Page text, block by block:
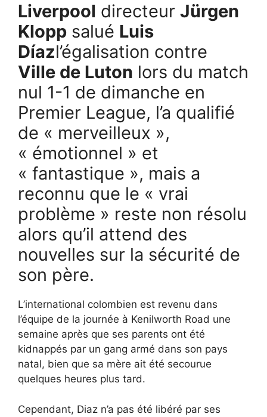
Liverpool directeur Jürgen
Klopp salué Luis
Díazl’égalisation contre
Ville de Luton lors du match
nul 1-1 de dimanche en
Premier League, l’a qualifié
de « merveilleux »,
« émotionnel » et
« fantastique », mais a
reconnu que le « vrai
problème » reste non résolu
alors qu’il attend des
nouvelles sur la sécurité de
son père.
L’international colombien est revenu dans
l’équipe de la journée à Kenilworth Road une
semaine après que ses parents ont été
kidnappés par un gang armé dans son pays
natal, bien que sa mère ait été secourue
quelques heures plus tard.
Cependant, Diaz n’a pas été libéré par ses